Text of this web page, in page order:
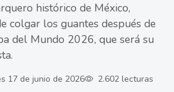
histórico de México,
colgar los guantes después de
del Mundo 2026, que será su
17 de junio de 2026 2.602 lecturas